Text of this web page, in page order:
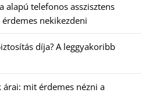
alapú telefonos asszisztens
nekikezdeni
díja? A leggyakoribb
árai: mit érdemes nézni a